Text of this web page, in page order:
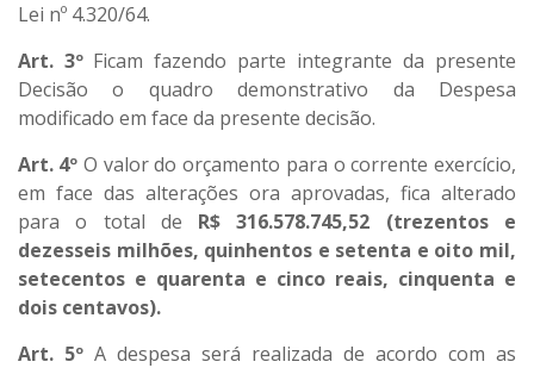
Lei nº 4.320/64.
Art. 3º Ficam fazendo parte integrante da presente
Decisão o quadro demonstrativo da Despesa
modificado em face da presente decisão.
Art. 4º O valor do orçamento para o corrente exercício,
em face das alterações ora aprovadas, fica alterado
para o total de R$ 316.578.745,52 (trezentos e
dezesseis milhões, quinhentos e setenta e oito mil,
setecentos e quarenta e cinco reais, cinquenta e
dois centavos).
Art. 5º A despesa será realizada de acordo com as